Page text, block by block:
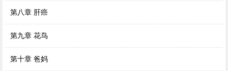
第八章 肝癌
第九章 花鸟
第十章 爸妈